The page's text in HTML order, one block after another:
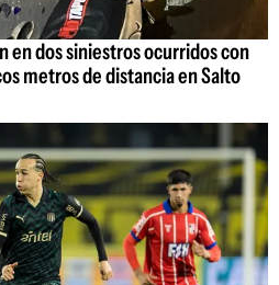
en dos siniestros ocurridos con
metros de distancia en Salto